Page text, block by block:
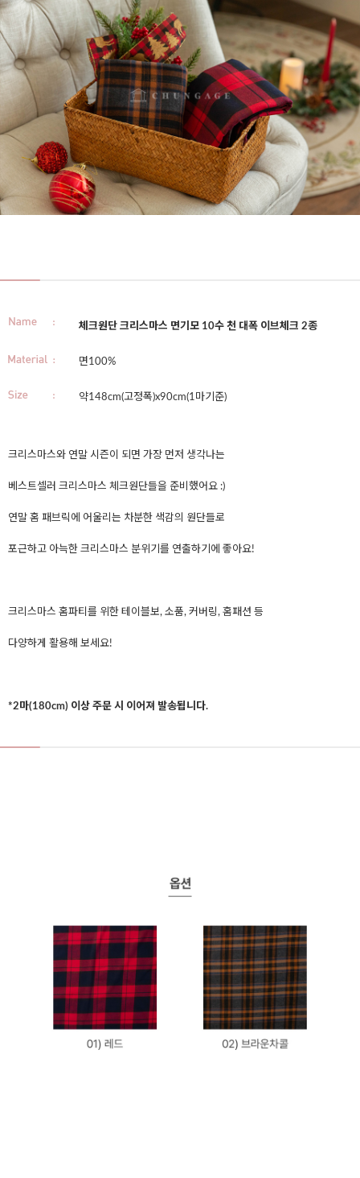
체크원단 크리스마스 면기모 10수 천 대폭 이브체크 2종
면100%
약148cm(고정폭)x90cm(1마기준)
크리스마스와 연말 시즌이 되면 가장 먼저 생각나는
베스트셀러 크리스마스 체크원단들을 준비했어요 :)
연말 홈 패브릭에 어울리는 차분한 색감의 원단들로
포근하고 아늑한 크리스마스 분위기를 연출하기에 좋아요!
크리스마스 홈파티를 위한 테이블보, 소품, 커버링, 홈패션 등
다양하게 활용해 보세요!
*2마(180cm) 이상 주문 시 이어져 발송됩니다.